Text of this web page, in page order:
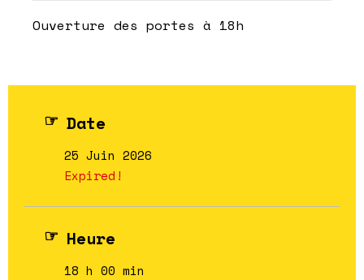
Ouverture des portes à 18h
Date
25 Juin 2026
Expired!
Heure
18 h 00 min